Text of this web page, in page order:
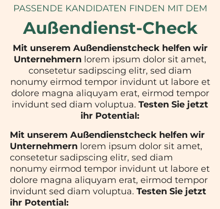
PASSENDE KANDIDATEN FINDEN MIT DEM
Außendienst-Check
Mit unserem Außendienstcheck helfen wir
Unternehmern lorem ipsum dolor sit amet,
consetetur sadipscing elitr, sed diam
nonumy eirmod tempor invidunt ut labore et
dolore magna aliquyam erat, eirmod tempor
invidunt sed diam voluptua. Testen Sie jetzt
ihr Potential:
Mit unserem Außendienstcheck helfen wir
Unternehmern lorem ipsum dolor sit amet,
consetetur sadipscing elitr, sed diam
nonumy eirmod tempor invidunt ut labore et
dolore magna aliquyam erat, eirmod tempor
invidunt sed diam voluptua. Testen Sie jetzt
ihr Potential: